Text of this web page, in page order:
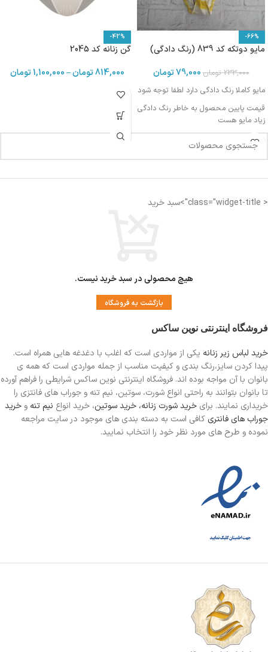
-66%
مایو دوتکه کد 839 (رنگ دادگی)
233,000 تومان79,000تومان
مایو کاملا رنگ دادگی دارد لطفا توجه شود
قیمت پایین محصول به خاطر رنگ دادگی
زیاد مایو هست
-42%
گن زنانه کد 2045
814,000تومان–
1,100,000تومان
< class="widget-title">سبد خرید
هیچ محصولی در سبد خرید نیست.
بازگشت به فروشگاه
فروشگاه اینترنتی نوین ساکس
خرید لباس زیر زنانه یکی از مواردی است که اغلب با دغدغه هایی همراه است.
پیدا کردن سایز،رنگ بندی و کیفیت مناسب از جمله مواردی است که همه ی
بانوان با آن مواجه بوده اند. فروشگاه اینترنتی نوین ساکس شرایطی را فراهم آورده
تا بانوان بتوانند به راحتی انواع شورت، سوتین، نیم تنه و جوراب های فانتزی را
خریداری نمایند. برای خرید شورت زنانه، خرید سوتین، خرید انواع نیم تنه و خرید
جوراب های فانتری کافی است به دسته بندی های موجود در سایت مراجعه
نموده و طرح های مورد نظر خود را انتخاب نمایید.